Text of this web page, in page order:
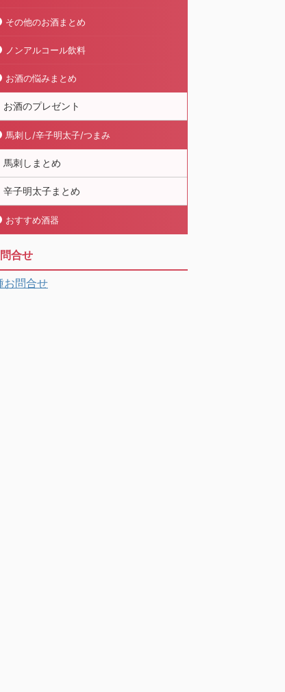
その他のお酒まとめ
ノンアルコール飲料
お酒の悩みまとめ
お酒のプレゼント
馬刺し/辛子明太子/つまみ
馬刺しまとめ
辛子明太子まとめ
おすすめ酒器
合せ
お問合せ